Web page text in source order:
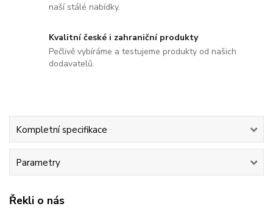
naší stálé nabídky.
Kvalitní české i zahraniční produkty
Pečlivě vybíráme a testujeme produkty od našich
dodavatelů.
Kompletní specifikace
Parametry
Řekli o nás